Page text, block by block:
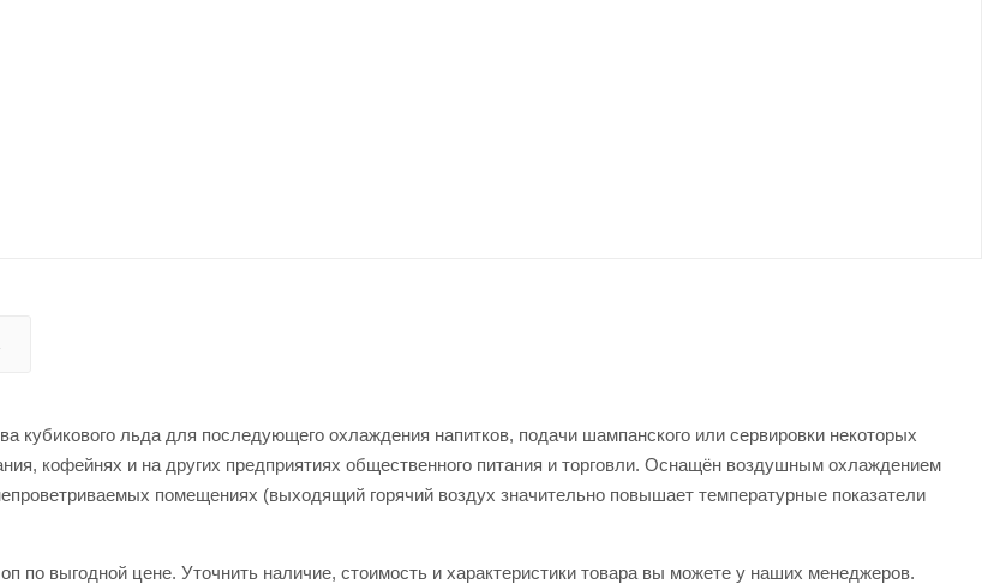
кубикового льда для последующего охлаждения напитков, подачи шампанского или сервировки некоторых
кофейнях и на других предприятиях общественного питания и торговли. Оснащён воздушным охлаждением
помещениях (выходящий горячий воздух значительно повышает температурные показатели
по выгодной цене. Уточнить наличие, стоимость и характеристики товара вы можете у наших менеджеров.